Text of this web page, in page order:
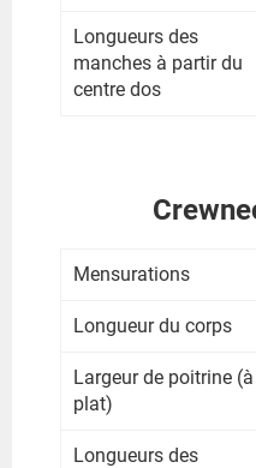
Longueurs des
manches à partir du
centre dos
Mensurations
Longueur du corps
Largeur de poitrine (à
plat)
Longueurs des